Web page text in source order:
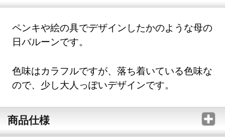
ペンキや絵の具でデザインしたかのような母の
日バルーンです。
色味はカラフルですが、落ち着いている色味な
ので、少し大人っぽいデザインです。
商品仕様